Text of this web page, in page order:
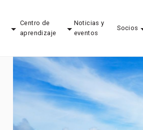
Centro de
aprendizaje
Noticias y
eventos
Socios